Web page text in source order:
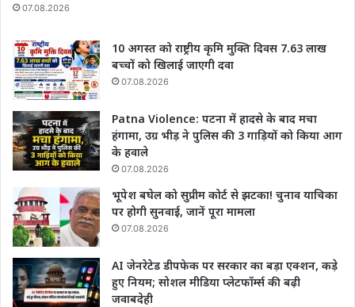
07.08.2026
10 अगस्त को राष्ट्रीय कृमि मुक्ति दिवस 7.63 लाख
बच्चों को खिलाई जाएगी दवा
07.08.2026
Patna Violence: पटना में हादसे के बाद मचा
हंगामा, उग्र भीड़ ने पुलिस की 3 गाड़ियों को किया आग
के हवाले
07.08.2026
भूपेश बघेल को सुप्रीम कोर्ट से झटका! चुनाव याचिका
पर होगी सुनवाई, जानें पूरा मामला
07.08.2026
AI जेनरेटेड डीपफेक पर सरकार का बड़ा एक्शन, कड़े
हुए नियम; सोशल मीडिया प्लेटफॉर्म्स की बढ़ी
जवाबदेही